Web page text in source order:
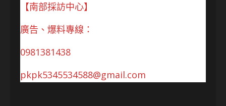
【南部採訪中心】
廣告、爆料專線：
0981381438
pkpk5345534588@gmail.com